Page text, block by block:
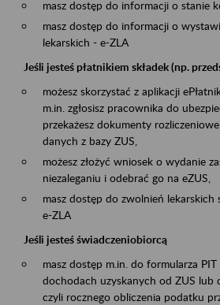
masz dostęp do informacji o stanie
masz dostęp do informacji o
lekarskich - e-ZLA
Jeśli jesteś płatnikiem składek (np.
możesz skorzystać z aplikacji
m.in. zgłosisz pracownika do
przekażesz dokumenty
danych z bazy ZUS,
możesz złożyć wniosek o wydanie
niezaleganiu i odebrać go na eZUS,
masz dostęp do zwolnień
e-ZLA
Jeśli jesteś świadczeniobiorcą
masz dostęp m.in. do formularza
dochodach uzyskanych od ZUS lub
czyli rocznego obliczenia podatku